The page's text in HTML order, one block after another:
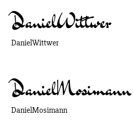
DanielWittwer
DanielWittwer
DanielMosimann
DanielMosimann